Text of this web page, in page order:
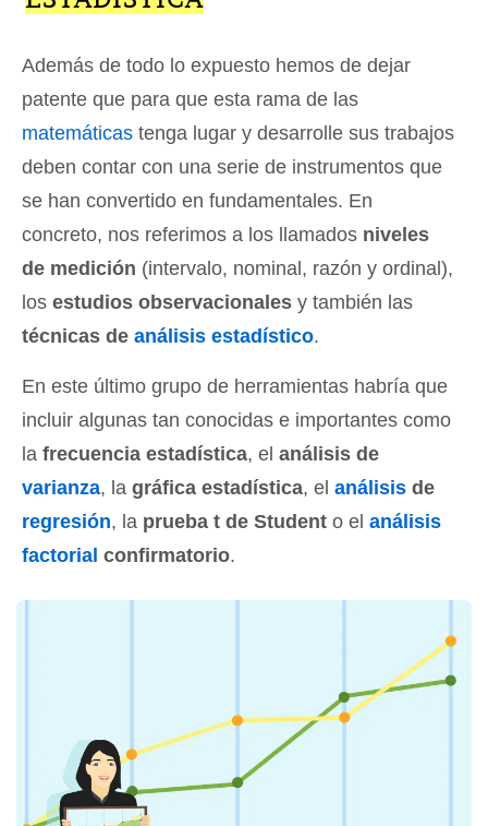
Además de todo lo expuesto hemos de dejar
patente que para que esta rama de las
matemáticas tenga lugar y desarrolle sus trabajos
deben contar con una serie de instrumentos que
se han convertido en fundamentales. En
concreto, nos referimos a los llamados niveles
de medición (intervalo, nominal, razón y ordinal),
los estudios observacionales y también las
técnicas de análisis estadístico.
En este último grupo de herramientas habría que
incluir algunas tan conocidas e importantes como
la frecuencia estadística, el análisis de
varianza, la gráfica estadística, el análisis de
regresión, la prueba t de Student o el análisis
factorial confirmatorio.